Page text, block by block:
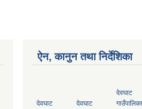
ऐन, कानुन तथा निर्देशिका
देवघाट
देवघाट
देवघाट